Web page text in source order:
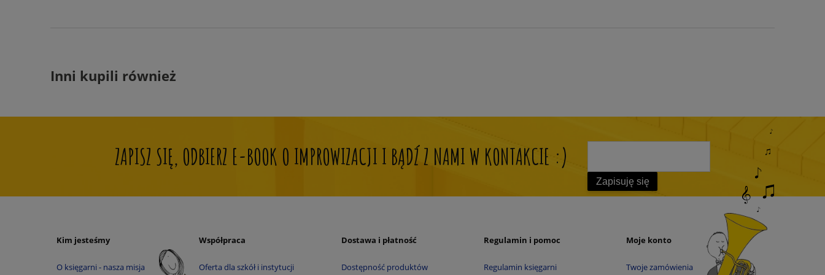
Inni kupili również
ZAPISZ SIĘ, ODBIERZ E-BOOK O IMPROWIZACJI I BĄDŹ Z NAMI W KONTAKCIE :)
Zapisuję się
Kim jesteśmy
O księgarni - nasza misja
Współpraca
Oferta dla szkół i instytucji
Dostawa i płatność
Dostępność produktów
Regulamin i pomoc
Regulamin księgarni
Moje konto
Twoje zamówienia